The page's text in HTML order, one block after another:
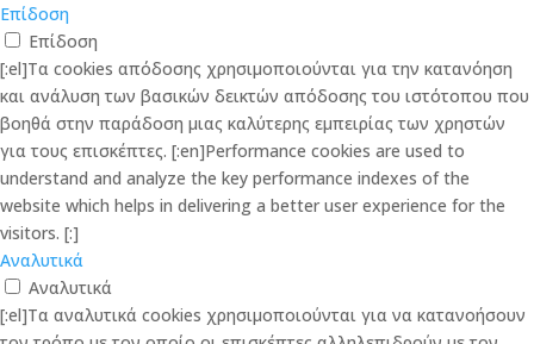
Επίδοση
Επίδοση
[:el]Τα cookies απόδοσης χρησιμοποιούνται για την κατανόηση
και ανάλυση των βασικών δεικτών απόδοσης του ιστότοπου που
βοηθά στην παράδοση μιας καλύτερης εμπειρίας των χρηστών
για τους επισκέπτες. [:en]Performance cookies are used to
understand and analyze the key performance indexes of the
website which helps in delivering a better user experience for the
visitors. [:]
Αναλυτικά
Αναλυτικά
[:el]Τα αναλυτικά cookies χρησιμοποιούνται για να κατανοήσουν